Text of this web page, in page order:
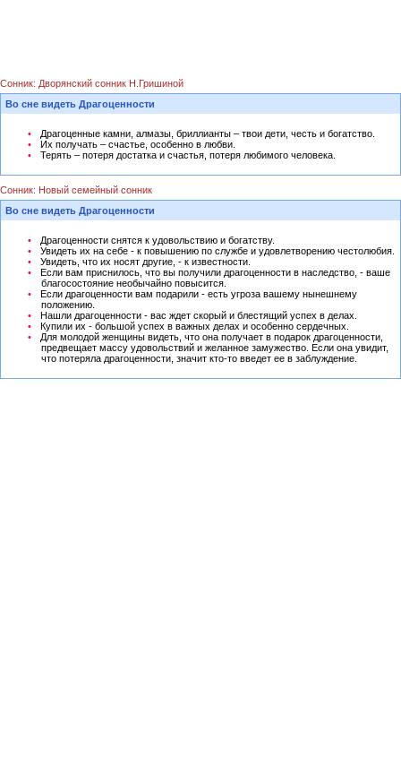
Сонник: Дворянский сонник Н.Гришиной
Во сне видеть Драгоценности
Драгоценные камни, алмазы, бриллианты – твои дети, честь и богатство.
Их получать – счастье, особенно в любви.
Терять – потеря достатка и счастья, потеря любимого человека.
Сонник: Новый семейный сонник
Во сне видеть Драгоценности
Драгоценности снятся к удовольствию и богатству.
Увидеть их на себе - к повышению по службе и удовлетворению честолюбия.
Увидеть, что их носят другие, - к известности.
Если вам приснилось, что вы получили драгоценности в наследство, - ваше
благосостояние необычайно повысится.
Если драгоценности вам подарили - есть угроза вашему нынешнему
положению.
Нашли драгоценности - вас ждет скорый и блестящий успех в делах.
Купили их - большой успех в важных делах и особенно сердечных.
Для молодой женщины видеть, что она получает в подарок драгоценности,
предвещает массу удовольствий и желанное замужество. Если она увидит,
что потеряла драгоценности, значит кто-то введет ее в заблуждение.